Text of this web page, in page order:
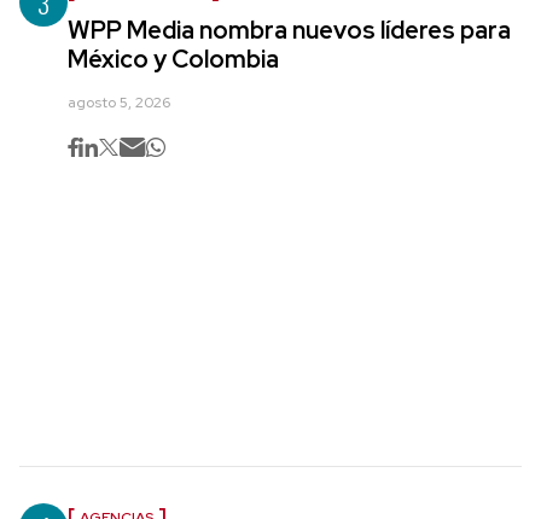
WPP Media nombra nuevos líderes para
México y Colombia
agosto 5, 2026